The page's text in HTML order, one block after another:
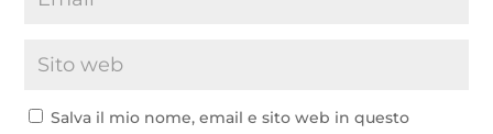
Salva il mio nome, email e sito web in questo